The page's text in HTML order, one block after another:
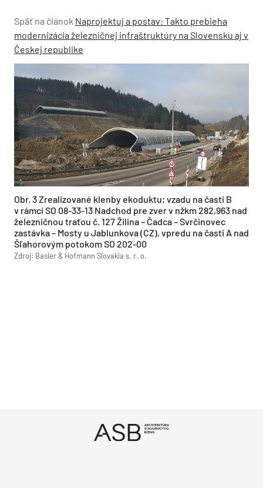
Späť na článok Naprojektuj a postav: Takto prebieha
modernizácia železničnej infraštruktúry na Slovensku aj v
Českej republike
Obr. 3 Zrealizované klenby ekoduktu; vzadu na časti B
v rámci SO 08-33-13 Nadchod pre zver v nžkm 282,963 nad
železničnou traťou č. 127 Žilina – Čadca – Svrčinovec
zastávka – Mosty u Jablunkova (CZ), vpredu na časti A nad
Šľahorovým potokom SO 202-00
Zdroj: Basler & Hofmann Slovakia s. r. o.